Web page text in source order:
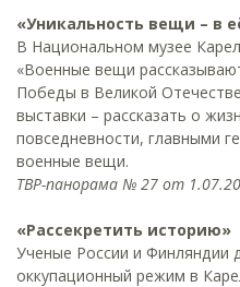
«Уникальность вещи – в
В Национальном музее
«Военные вещи
Победы в Великой
выставки – рассказать о
повседневности, главными
военные вещи.
ТВР-панорама № 27 от
«Рассекретить историю»
Ученые России и Финляндии
оккупационный режим в